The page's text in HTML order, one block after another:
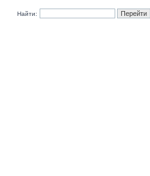
Найти: